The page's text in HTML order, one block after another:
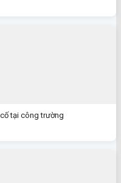
tại công trường